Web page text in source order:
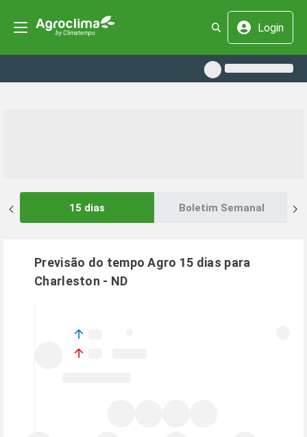
Login
15 dias Boletim Semanal
Previsão do tempo Agro 15 dias para
Charleston - ND